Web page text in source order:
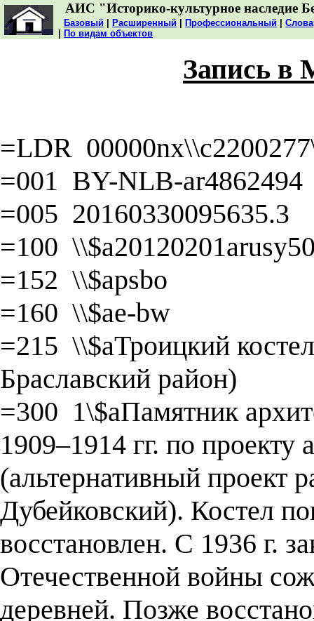
АИС "Историко-культурное наследие
Базовый Расширенный Профессиональный
По видам объектов
Запись в
=LDR
=001 BY-NLB-ar4862494
=005 20160330095635.3
=100
=152 \\$apsbo
=160 \\$ae-bw
=215 \\$aТроицкий
Браславский район)
=300 1\$aПамятник
1909–1914 гг. по
(альтернативный проект
Дубейковский). Костел
восстановлен. С 1936 г.
Отечественной войны
деревней. Позже